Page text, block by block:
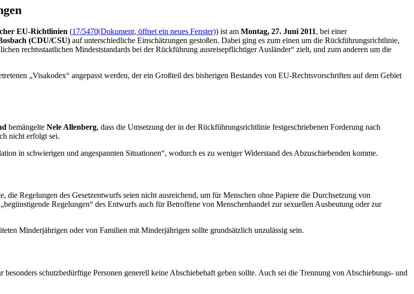
EU-Richtlinien (17/5470(Dokument, öffnet ein neues Fenster)) ist am Montag, 27. Juni 2011, bei einer
(CDU/CSU) auf unterschiedliche Einschätzungen gestoßen. Dabei ging es zum einen um die Rückführungsrichtlinie,
rechtsstaatlichen Mindeststandards bei der Rückführung ausreisepflichtiger Ausländer“ zielt, und zum anderen um die
„Visakodex“ angepasst werden, der ein Großteil des bisherigen Bestandes von EU-Rechtsvorschriften auf dem Gebiet
bemängelte Nele Allenberg, dass die Umsetzung der in der Rückführungsrichtlinie festgeschriebenen Forderung nach
nicht erfolgt sei.
in schwierigen und angespannten Situationen“, wodurch es zu weniger Widerstand des Abzuschiebenden komme.
die Regelungen des Gesetzentwurfs seien nicht ausreichend, um für Menschen ohne Papiere die Durchsetzung von
Regelungen“ des Entwurfs auch für Betroffene von Menschenhandel zur sexuellen Ausbeutung oder zur
Minderjährigen oder von Familien mit Minderjährigen sollte grundsätzlich unzulässig sein.
besonders schutzbedürftige Personen generell keine Abschiebehaft geben sollte. Auch sei die Trennung von Abschiebungs- und